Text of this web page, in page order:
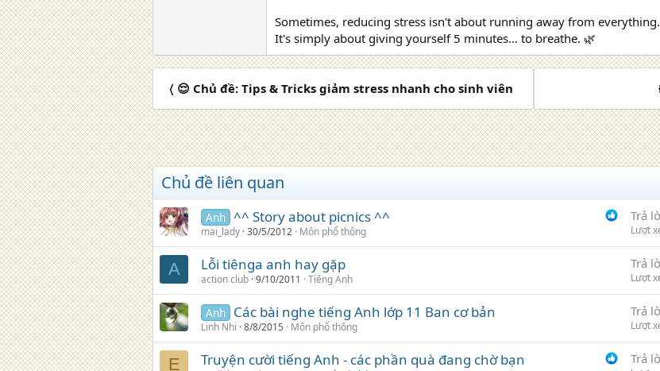
Sometimes, reducing stress isn't about running away from everything.
It's simply about giving yourself 5 minutes… to breathe. 🌿
〈 😌 Chủ đề: Tips & Tricks giảm stress nhanh cho sinh viên
Chủ đề liên quan
Anh ^^ Story about picnics ^^
mai_lady 30/5/2012 Môn phổ thông
Trả
Lượt
A Lỗi tiênga anh hay gặp
action club 9/10/2011 Tiếng Anh
Trả
Lượt
Anh Các bài nghe tiếng Anh lớp 11 Ban cơ bản
Linh Nhi 8/8/2015 Môn phổ thông
Trả
Lượt
E Truyện cười tiếng Anh - các phần quà đang chờ bạn Trả